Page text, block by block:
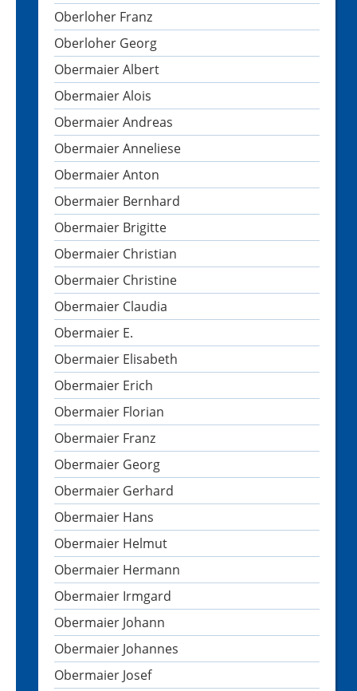
Oberloher Franz
Oberloher Georg
Obermaier Albert
Obermaier Alois
Obermaier Andreas
Obermaier Anneliese
Obermaier Anton
Obermaier Bernhard
Obermaier Brigitte
Obermaier Christian
Obermaier Christine
Obermaier Claudia
Obermaier E.
Obermaier Elisabeth
Obermaier Erich
Obermaier Florian
Obermaier Franz
Obermaier Georg
Obermaier Gerhard
Obermaier Hans
Obermaier Helmut
Obermaier Hermann
Obermaier Irmgard
Obermaier Johann
Obermaier Johannes
Obermaier Josef